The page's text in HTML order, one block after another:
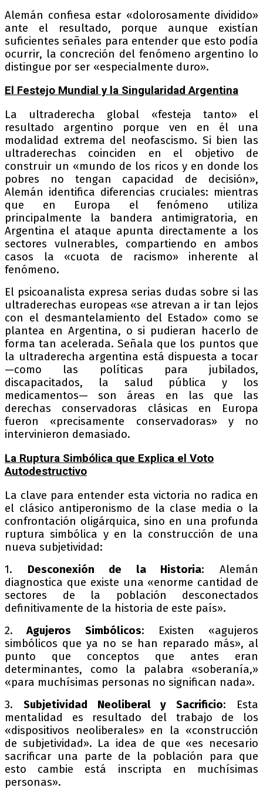
Alemán confiesa estar «dolorosamente dividido»
ante el resultado, porque aunque existían
suficientes señales para entender que esto podía
ocurrir, la concreción del fenómeno argentino lo
distingue por ser «especialmente duro».
El Festejo Mundial y la Singularidad Argentina
La ultraderecha global «festeja tanto» el
resultado argentino porque ven en él una
modalidad extrema del neofascismo. Si bien las
ultraderechas coinciden en el objetivo de
construir un «mundo de los ricos y en donde los
pobres no tengan capacidad de decisión»,
Alemán identifica diferencias cruciales: mientras
que en Europa el fenómeno utiliza
principalmente la bandera antimigratoria, en
Argentina el ataque apunta directamente a los
sectores vulnerables, compartiendo en ambos
casos la «cuota de racismo» inherente al
fenómeno.
El psicoanalista expresa serias dudas sobre si las
ultraderechas europeas «se atrevan a ir tan lejos
con el desmantelamiento del Estado» como se
plantea en Argentina, o si pudieran hacerlo de
forma tan acelerada. Señala que los puntos que
la ultraderecha argentina está dispuesta a tocar
—como las políticas para jubilados,
discapacitados, la salud pública y los
medicamentos— son áreas en las que las
derechas conservadoras clásicas en Europa
fueron «precisamente conservadoras» y no
intervinieron demasiado.
La Ruptura Simbólica que Explica el Voto
Autodestructivo
La clave para entender esta victoria no radica en
el clásico antiperonismo de la clase media o la
confrontación oligárquica, sino en una profunda
ruptura simbólica y en la construcción de una
nueva subjetividad:
1. Desconexión de la Historia: Alemán
diagnostica que existe una «enorme cantidad de
sectores de la población desconectados
definitivamente de la historia de este país».
2. Agujeros Simbólicos: Existen «agujeros
simbólicos que ya no se han reparado más», al
punto que conceptos que antes eran
determinantes, como la palabra «soberanía,»
«para muchísimas personas no significan nada».
3. Subjetividad Neoliberal y Sacrificio: Esta
mentalidad es resultado del trabajo de los
«dispositivos neoliberales» en la «construcción
de subjetividad». La idea de que «es necesario
sacrificar una parte de la población para que
esto cambie está inscripta en muchísimas
personas».